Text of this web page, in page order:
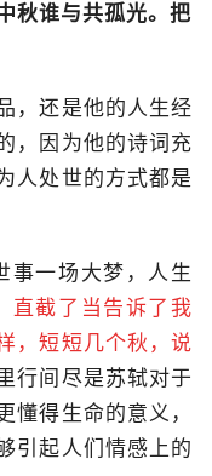
秋谁与共孤光。把
，还是他的人生经
，因为他的诗词充
人处世的方式都是
事一场大梦，人生
直截了当告诉了我
，短短几个秋，说
行间尽是苏轼对于
懂得生命的意义，
引起人们情感上的